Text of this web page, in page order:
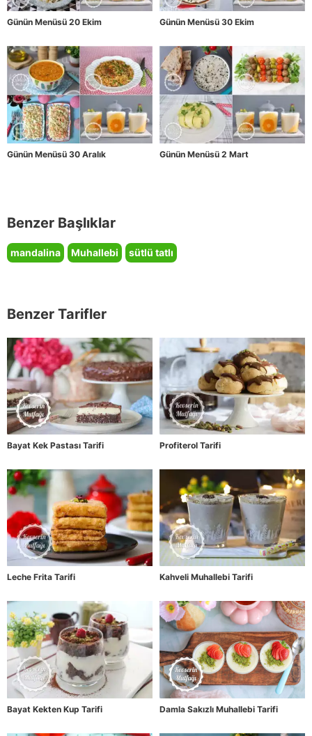
Günün Menüsü 20 Ekim Günün Menüsü 30 Ekim
Günün Menüsü 30 Aralık Günün Menüsü 2 Mart
Benzer Başlıklar
mandalina Muhallebi sütlü tatlı
Benzer Tarifler
Bayat Kek Pastası Tarifi Profiterol Tarifi
Leche Frita Tarifi Kahveli Muhallebi Tarifi
Bayat Kekten Kup Tarifi Damla Sakızlı Muhallebi Tarifi